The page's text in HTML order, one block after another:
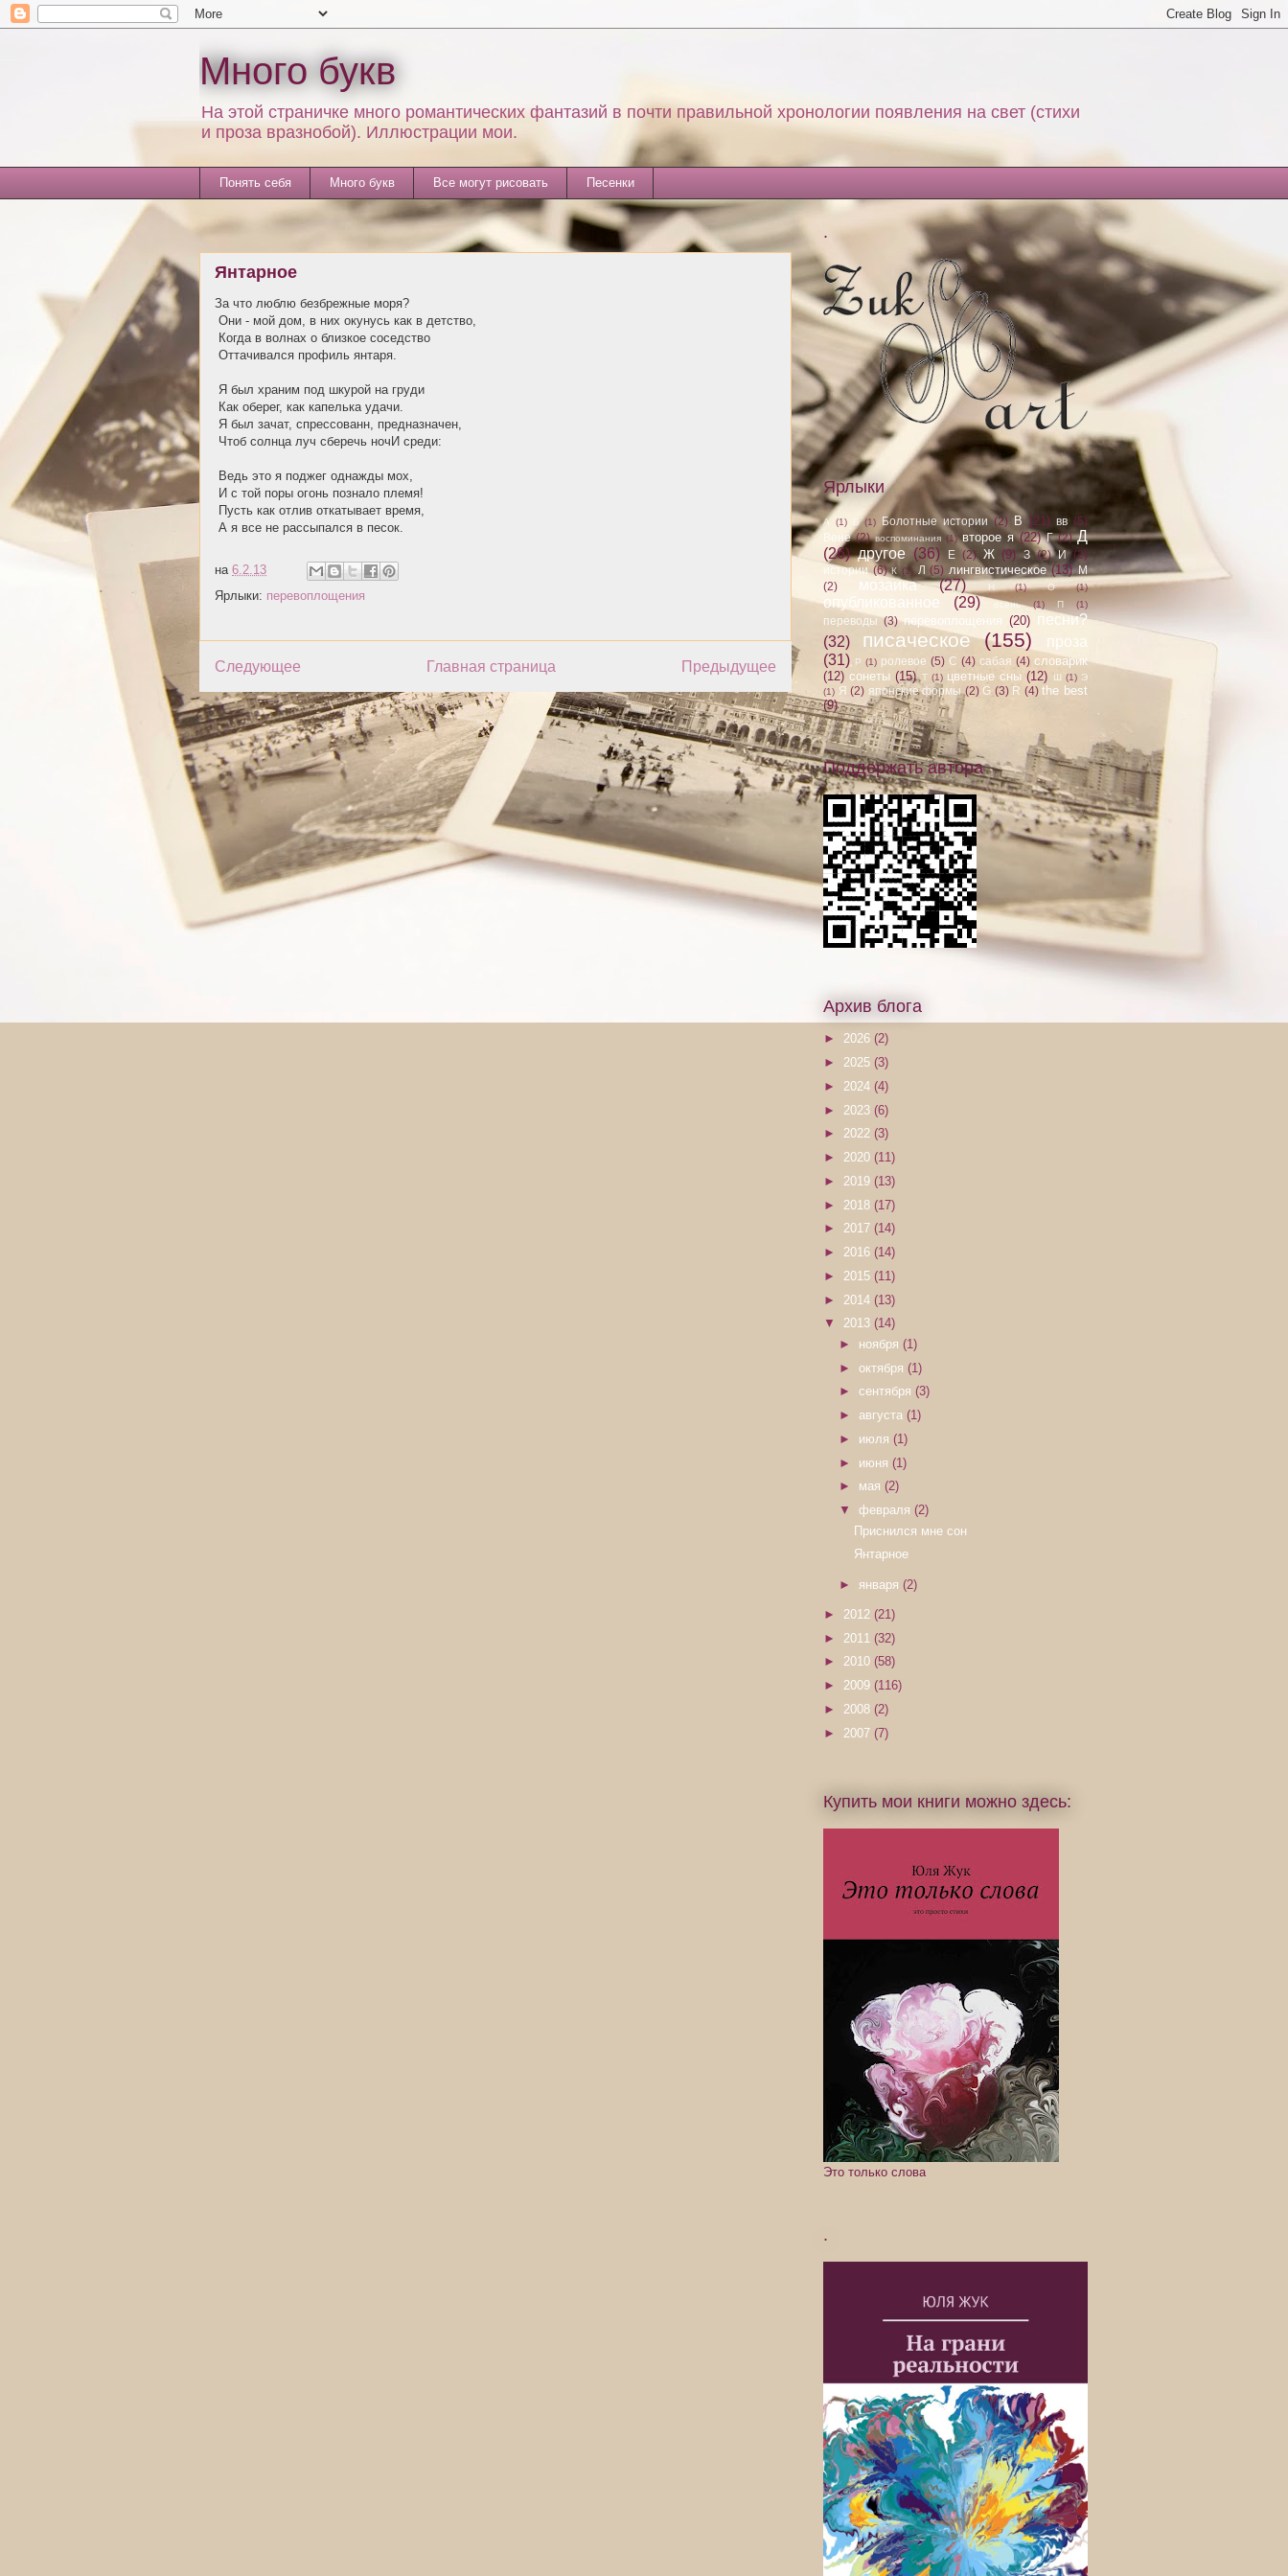
Много букв
На этой страничке много романтических фантазий в почти правильной хронологии появления на свет (стихи
и проза вразнобой). Иллюстрации мои.
Понять себя Много букв Все могут рисовать Песенки
Янтарное
За что люблю безбрежные моря?
Они - мой дом, в них окунусь как в детство,
Когда в волнах о близкое соседство
Оттачивался профиль янтаря.
Я был храним под шкурой на груди
Как оберег, как капелька удачи.
Я был зачат, спрессованн, предназначен,
Чтоб солнца луч сберечь ночИ среди:
Ведь это я поджег однажды мох,
И с той поры огонь познало племя!
Пусть как отлив откатывает время,
А я все не рассыпался в песок.
на 6.2.13
Ярлыки: перевоплощения
Следующее Предыдущее
Главная страница
.
Ярлыки
А (1) Б (1) Болотные истории (2) В (21) вв (5)
Вене (2) воспоминания (1) второе я (22) Г (2) Д
(26) другое (36) Е (2) Ж (9) З (2) И
(2)
истории (6) К (1) Л (5) лингвистическое (13) М
(2)
мозаика (27) Н (1) О (1)
опубликованное (29) осень (1) П (1)
переводы (3) перевоплощения (20) песни?
(32)
писаческое (155)
проза
(31) Р (1) ролевое (5) С (4) сабая (4) словарик
(12) сонеты (15) Т (1) цветные сны (12) Ш (1) Э
(1) Я (2) японские формы (2) G (3) R (4) the best
(9)
Поддержать автора
Архив блога
► 2026 (2)
► 2025 (3)
► 2024 (4)
► 2023 (6)
► 2022 (3)
► 2020 (11)
► 2019 (13)
► 2018 (17)
► 2017 (14)
► 2016 (14)
► 2015 (11)
► 2014 (13)
▼ 2013 (14)
► ноября (1)
► октября (1)
► сентября (3)
► августа (1)
► июля (1)
► июня (1)
► мая (2)
▼ февраля (2)
Приснился мне сон
Янтарное
► января (2)
► 2012 (21)
► 2011 (32)
► 2010 (58)
► 2009 (116)
► 2008 (2)
► 2007 (7)
Купить мои книги можно здесь:
Это только слова
.